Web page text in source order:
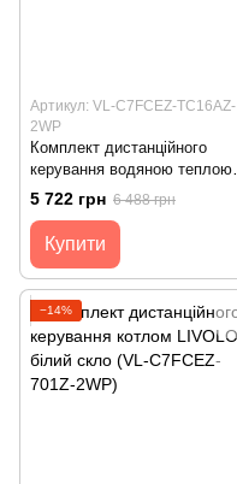
Артикул: VL-C7FCEZ-TC16AZ-
2WP
Комплект дистанційного
керування водяною теплою
підлогою LIVOLO білий скло
(VL-C7FCEZ-TC16AZ-2WP)
5 722 грн 6 488 грн
Купити
−14%